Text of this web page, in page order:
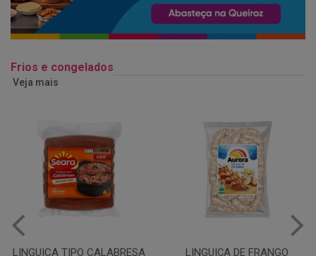
Frios e congelados
Veja mais
LINGUIÇA DE FRANGO QUEIJO MUSSARELA